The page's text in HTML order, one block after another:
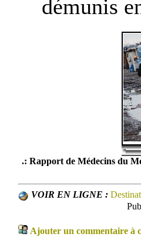
démunis
.: Rapport de Médecins du
VOIR EN LIGNE :
Ajouter un commentaire à